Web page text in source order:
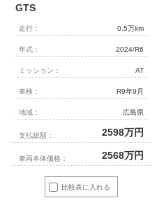
比較表に入れる
GTS
走行： 0.5万km
年式： 2024/R6
ミッション： AT
車検： R9年9月
地域： 広島県
支払総額： 2598万円
車両本体価格： 2568万円